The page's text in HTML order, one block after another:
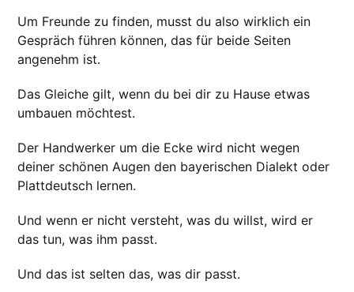
Um Freunde zu finden, musst du also wirklich ein
Gespräch führen können, das für beide Seiten
angenehm ist.
Das Gleiche gilt, wenn du bei dir zu Hause etwas
umbauen möchtest.
Der Handwerker um die Ecke wird nicht wegen
deiner schönen Augen den bayerischen Dialekt oder
Plattdeutsch lernen.
Und wenn er nicht versteht, was du willst, wird er
das tun, was ihm passt.
Und das ist selten das, was dir passt.